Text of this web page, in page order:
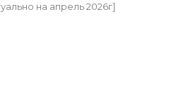
на апрель 2026г]